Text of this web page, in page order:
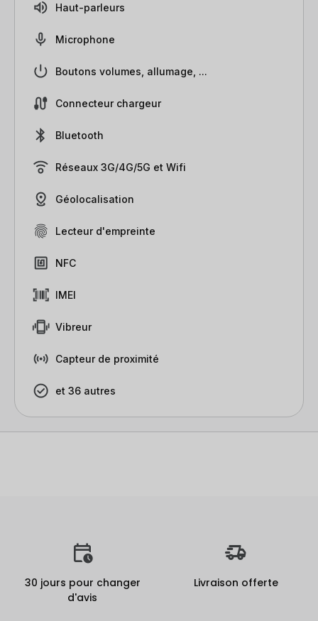
Haut-parleurs
Microphone
Boutons volumes, allumage, ...
Connecteur chargeur
Bluetooth
Réseaux 3G/4G/5G et Wifi
Géolocalisation
Lecteur d'empreinte
NFC
IMEI
Vibreur
Capteur de proximité
et 36 autres
30 jours pour changer
d'avis
Livraison offerte